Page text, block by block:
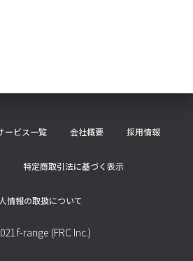
ービス一覧 会社概要 採用情報
特定商取引法に基づく表示
情報の取扱について
f-range (FRC Inc.)